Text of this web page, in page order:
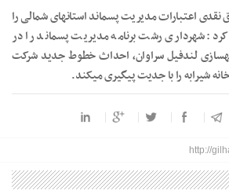
اعتبارات مدیریت پسماند استانهای شمالی را
شهرداری رشت برنامه مدیریت پسماند را در
لندفیل سراوان، احداث خطوط جدید شرکت
شیرابه را با جدیت پیگیری میکند.
http://